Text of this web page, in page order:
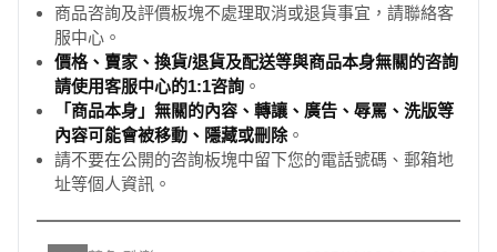
商品咨詢及評價板塊不處理取消或退貨事宜，請聯絡客
服中心。
價格、賣家、換貨/退貨及配送等與商品本身無關的咨詢
請使用客服中心的1:1咨詢 。
「商品本身」無關的內容、轉讓、廣告、辱罵、洗版等
內容可能會被移動、隱藏或刪除。
請不要在公開的咨詢板塊中留下您的電話號碼、郵箱地
址等個人資訊。